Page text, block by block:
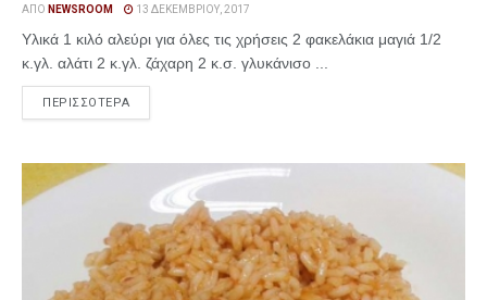
ΑΠΌ NEWSROOM 13 ΔΕΚΕΜΒΡΊΟΥ, 2017
Υλικά 1 κιλό αλεύρι για όλες τις χρήσεις 2 φακελάκια μαγιά 1/2
κ.γλ. αλάτι 2 κ.γλ. ζάχαρη 2 κ.σ. γλυκάνισο ...
ΠΕΡΙΣΣΟΤΕΡΑ